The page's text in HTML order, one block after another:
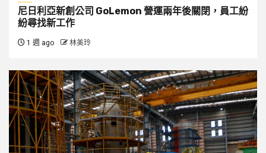
尼日利亞新創公司 GoLemon 營運兩年後關閉，員工紛
紛尋找新工作
1 週 ago 林美玲